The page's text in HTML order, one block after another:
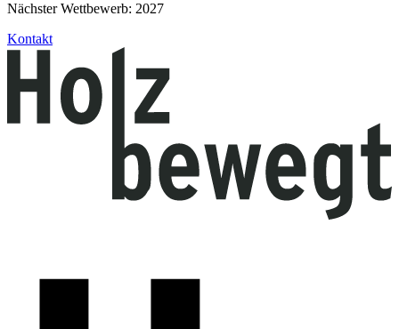
Nächster Wettbewerb: 2027
Kontakt